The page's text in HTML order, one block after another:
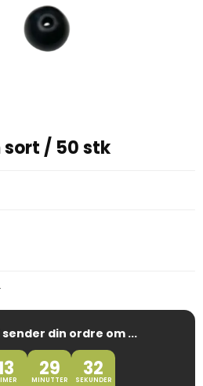
sort / 50 stk
din ordre om ...
29
MINUTTER 31
SEKUNDER